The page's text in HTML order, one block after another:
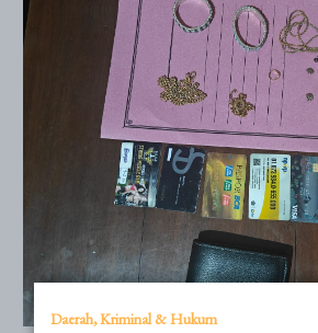
Daerah Kriminal & Hukum